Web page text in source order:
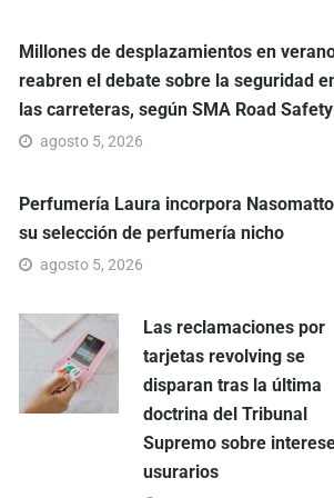
Millones de desplazamientos en
reabren el debate sobre la seguridad
las carreteras, según SMA Road Safety
agosto 5, 2026
Perfumería Laura incorpora
su selección de perfumería nicho
agosto 5, 2026
Las reclamaciones por
tarjetas revolving se
disparan tras la última
doctrina del Tribunal
Supremo sobre
usurarios